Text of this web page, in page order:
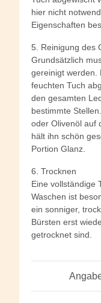
hier nicht
Eigenschaften
5. Reinigung des
Grundsätzlich
gereinigt werden.
feuchten Tuch
den gesamten
bestimmte
oder Olivenöl auf
hält ihn schön
Portion Glanz.
6. Trocknen
Eine vollständige
Waschen ist
ein sonniger,
Bürsten erst
getrocknet sind.